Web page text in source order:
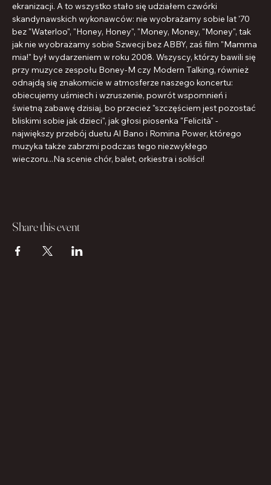
ekranizacji. A to wszystko stało się udziałem czwórki
skandynawskich wykonawców: nie wyobrażamy sobie lat '70
bez "Waterloo", "Honey, Honey", "Money, Money, "Money", tak
jak nie wyobrażamy sobie Szwecji bez ABBY, zaś film "Mamma
mia!" był wydarzeniem w roku 2008. Wszyscy, którzy bawili się
przy muzyce zespołu Boney-M czy Modern Talking, również
odnajdą się znakomicie w atmosferze naszego koncertu:
obiecujemy uśmiech i wzruszenie, powrót wspomnień i
świetną zabawę dzisiaj, bo przecież "szczęściem jest pozostać
bliskimi sobie jak dzieci", jak głosi piosenka "Felicità" -
największy przebój duetu Al Bano i Romina Power, którego
muzyka także zabrzmi podczas tego niezwykłego
wieczoru...Na scenie chór, balet, orkiestra i soliści!
Share this event